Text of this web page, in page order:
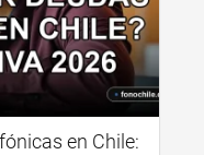
en Chile: